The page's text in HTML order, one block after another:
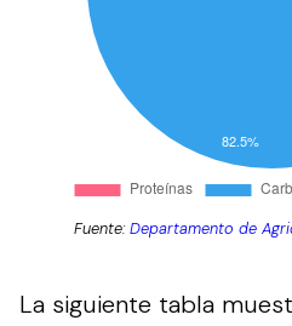
Fuente:Departamento de
La siguiente tabla